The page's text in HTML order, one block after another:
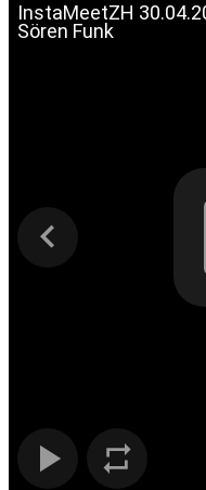
InstaMeetZH
Sören Funk